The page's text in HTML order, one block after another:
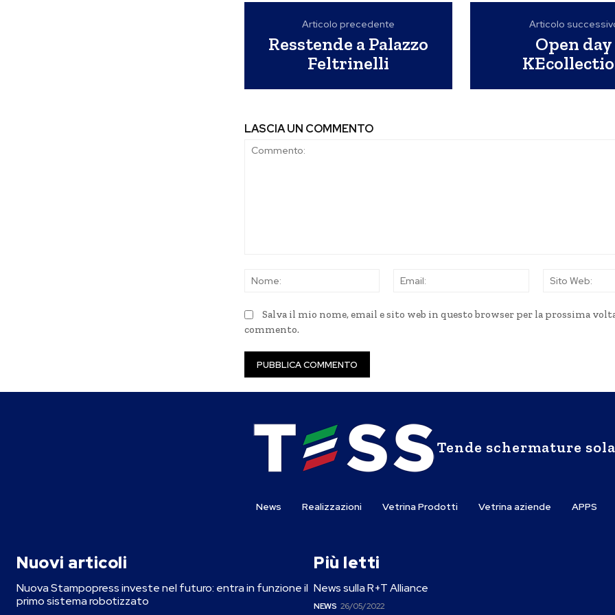
Articolo precedente
Resstende a Palazzo
Feltrinelli
Articolo
Open day
LASCIA UN COMMENTO
Nome:
Email:
Salva il mio nome, email e sito web in questo browser per la prossima
commento.
Tende schermature
News Realizzazioni Vetrina Prodotti Vetrina aziende APPS
Nuovi articoli
Nuova Stampopress investe nel futuro: entra in funzione il
primo sistema robotizzato
Più letti
News sulla R+T Alliance
NEWS 26/05/2022